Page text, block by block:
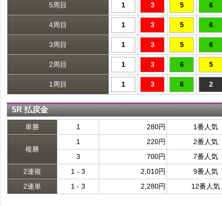
5周目 1 3 5 6
4周目 1 3 5 6
3周目 1 3 5 6
2周目 1 3 6 5
1周目 1 3 6 2
5R 払戻金
単勝 1 280円 1番人気
複勝
1 220円
2番人気
3
700円
7番人気
2連複
1 - 3 2,010円
9番人気
2連単
1 - 3 2,280円 12番人気